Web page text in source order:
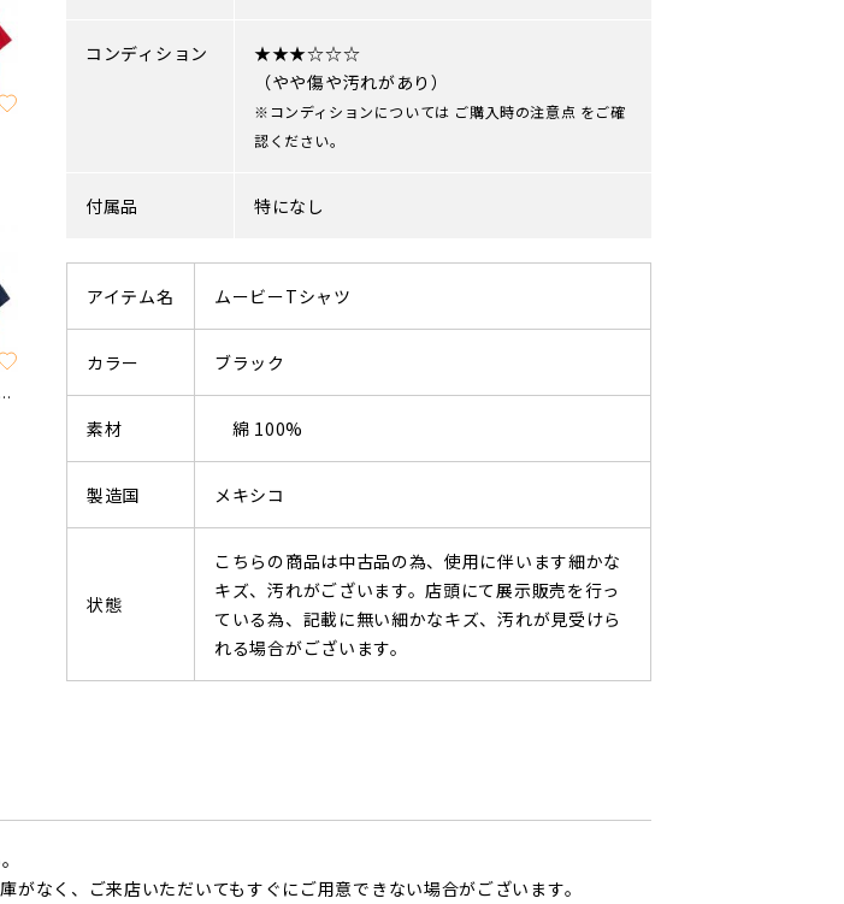
SALEM SPORTWEAR
コンディション
★★★☆☆☆
（やや傷や汚れがあり）
※コンディションについては ご購入時の注意点 をご確
認ください。
付属品 特になし
アイテム名 ムービーTシャツ
カラー ブラック
素材 綿 100%
製造国 メキシコ
状態
こちらの商品は中古品の為、使用に伴います細かな
キズ、汚れがございます。店頭にて展示販売を行っ
ている為、記載に無い細かなキズ、汚れが見受けら
れる場合がございます。
なく、ご来店いただいてもすぐにご用意できない場合がございます。